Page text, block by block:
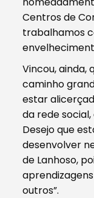
Centros de
trabalhamos
Vincou, ainda,
caminho
estar
da rede
Desejo que
desenvolver
de Lanhoso,
outros”.